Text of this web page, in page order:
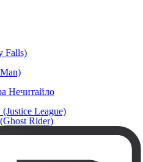
Falls)
Нечитайло
League)
Rider)